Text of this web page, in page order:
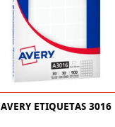
AVERY ETIQUETAS 3016